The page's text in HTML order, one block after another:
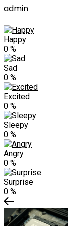
admin
Happy
0 %
Sad
0 %
Excited
0 %
Sleepy
0 %
Angry
0 %
Surprise
0 %